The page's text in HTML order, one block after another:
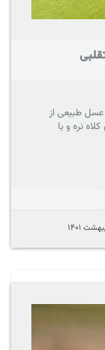
طبیعی از
نره و با